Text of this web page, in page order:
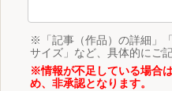
※「記事（作品）の詳細」
サイズ」など、具体的にご
※情報が不足している場合
め、非承認となります。